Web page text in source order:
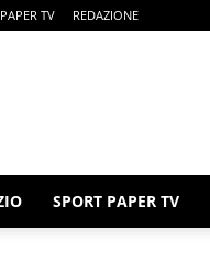
TV REDAZIONE
SPORT PAPER TV